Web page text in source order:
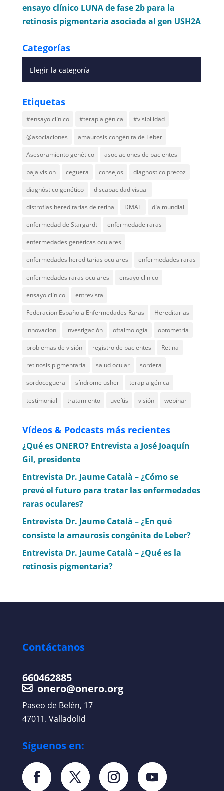
ensayo clínico LUNA de fase 2b para la
retinosis pigmentaria asociada al gen USH2A
Categorías
Etiquetas
#ensayo clínico #terapia génica #visibilidad
@asociaciones amaurosis congénita de Leber
Asesoramiento genético asociaciones de pacientes
baja vision ceguera consejos diagnostico precoz
diagnóstico genético discapacidad visual
distrofias hereditarias de retina DMAE día mundial
enfermedad de Stargardt enfermedade raras
enfermedades genéticas oculares
enfermedades hereditarias oculares enfermedades raras
enfermedades raras oculares ensayo clinico
ensayo clínico entrevista
Federacion Española Enfermedades Raras Hereditarias
innovacion investigación oftalmología optometria
problemas de visión registro de pacientes Retina
retinosis pigmentaria salud ocular sordera
sordoceguera síndrome usher terapia génica
testimonial tratamiento uveítis visión webinar
Vídeos & Podcasts más recientes
¿Qué es ONERO? Entrevista a José Joaquín
Gil, presidente
Entrevista Dr. Jaume Català – ¿Cómo se
prevé el futuro para tratar las enfermedades
raras oculares?
Entrevista Dr. Jaume Català – ¿En qué
consiste la amaurosis congénita de Leber?
Entrevista Dr. Jaume Català – ¿Qué es la
retinosis pigmentaria?
Contáctanos
660462885
onero@onero.org
Paseo de Belén, 17
47011. Valladolid
Síguenos en: